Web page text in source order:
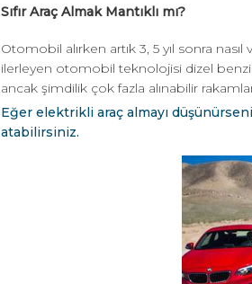
Sıfır Araç Almak Mantıklı mı?
Otomobil alırken artık 3, 5 yıl sonra
ilerleyen otomobil teknolojisi dizel
ancak şimdilik çok fazla alınabilir
Eğer elektrikli araç almayı
atabilirsiniz.